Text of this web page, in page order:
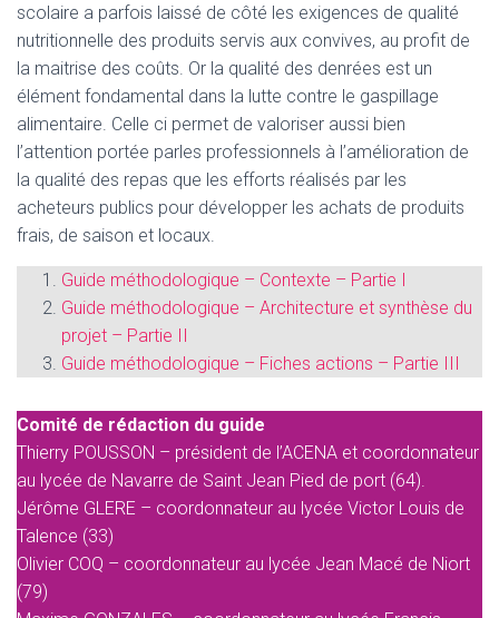
scolaire a parfois laissé de côté les exigences de qualité
nutritionnelle des produits servis aux convives, au profit de
la maitrise des coûts. Or la qualité des denrées est un
élément fondamental dans la lutte contre le gaspillage
alimentaire. Celle ci permet de valoriser aussi bien
l’attention portée parles professionnels à l’amélioration de
la qualité des repas que les efforts réalisés par les
acheteurs publics pour développer les achats de produits
frais, de saison et locaux.
Guide méthodologique – Contexte – Partie I
Guide méthodologique – Architecture et synthèse du
projet – Partie II
Guide méthodologique – Fiches actions – Partie III
Comité de rédaction du guide
Thierry POUSSON – président de l’ACENA et coordonnateur
au lycée de Navarre de Saint Jean Pied de port (64).
Jérôme GLERE – coordonnateur au lycée Victor Louis de
Talence (33)
Olivier COQ – coordonnateur au lycée Jean Macé de Niort
(79)